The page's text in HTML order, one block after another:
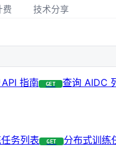
费 技术分享
API 指南 GET 查询 AIDC
务列表 GET 分布式训练